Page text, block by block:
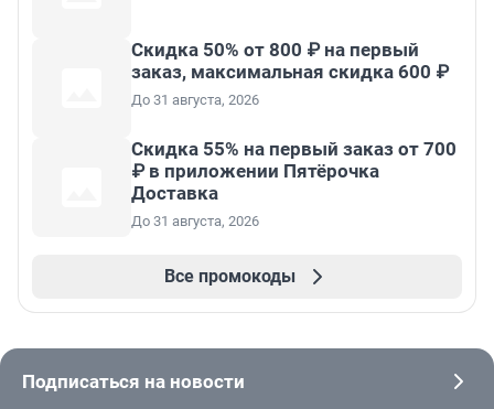
Скидка 50% от 800 ₽ на первый
заказ, максимальная скидка 600 ₽
До 31 августа, 2026
Скидка 55% на первый заказ от 700
₽ в приложении Пятёрочка
Доставка
До 31 августа, 2026
Все промокоды